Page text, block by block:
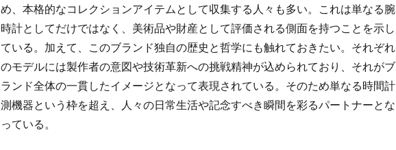
め、本格的なコレクションアイテムとして収集する人々も多い。これは単なる腕
時計としてだけではなく、美術品や財産として評価される側面を持つことを示し
ている。加えて、このブランド独自の歴史と哲学にも触れておきたい。それぞれ
のモデルには製作者の意図や技術革新への挑戦精神が込められており、それがブ
ランド全体の一貫したイメージとなって表現されている。そのため単なる時間計
測機器という枠を超え、人々の日常生活や記念すべき瞬間を彩るパートナーとな
っている。